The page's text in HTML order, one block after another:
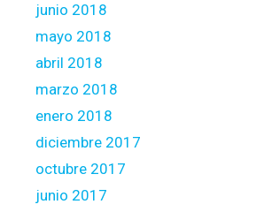
junio 2018
mayo 2018
abril 2018
marzo 2018
enero 2018
diciembre 2017
octubre 2017
junio 2017